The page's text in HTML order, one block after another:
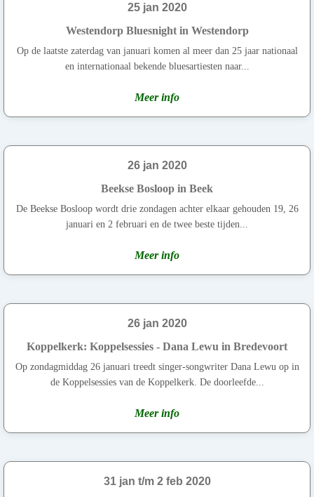
25 jan 2020
Westendorp Bluesnight in Westendorp
Op de laatste zaterdag van januari komen al meer dan 25 jaar nationaal
en internationaal bekende bluesartiesten naar...
Meer info
26 jan 2020
Beekse Bosloop in Beek
De Beekse Bosloop wordt drie zondagen achter elkaar gehouden 19, 26
januari en 2 februari en de twee beste tijden...
Meer info
26 jan 2020
Koppelkerk: Koppelsessies - Dana Lewu in Bredevoort
Op zondagmiddag 26 januari treedt singer-songwriter Dana Lewu op in
de Koppelsessies van de Koppelkerk. De doorleefde...
Meer info
31 jan t/m 2 feb 2020